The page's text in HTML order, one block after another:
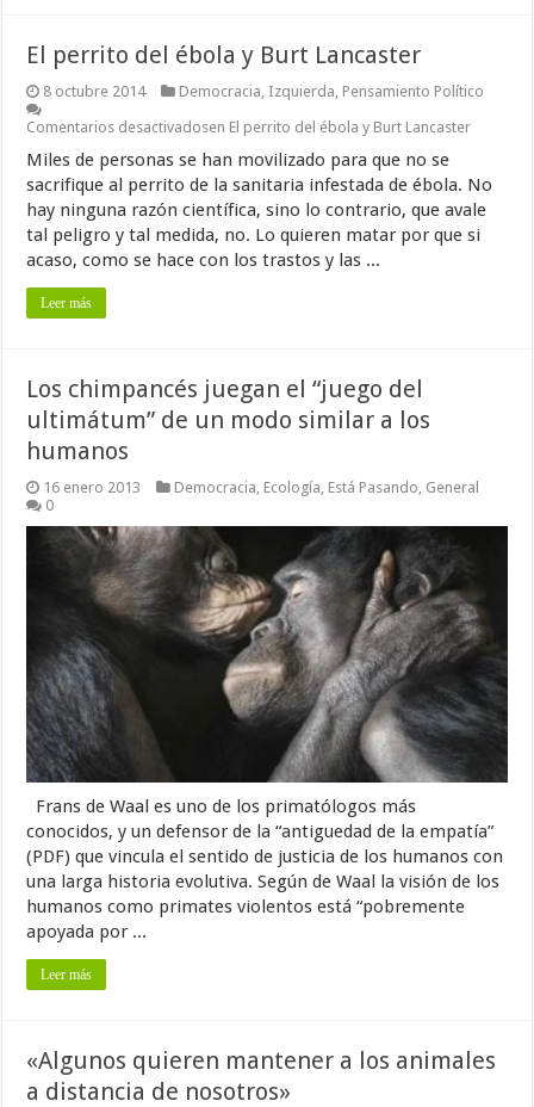
El perrito del ébola y Burt Lancaster
8 octubre 2014 Democracia Izquierda Pensamiento Político
Comentarios desactivadosen El perrito del ébola y Burt Lancaster
Miles de personas se han movilizado para que no se
sacrifique al perrito de la sanitaria infestada de ébola. No
hay ninguna razón científica, sino lo contrario, que avale
tal peligro y tal medida, no. Lo quieren matar por que si
acaso, como se hace con los trastos y las ...
Leer más
Los chimpancés juegan el “juego del
ultimátum” de un modo similar a los
humanos
16 enero 2013 Democracia Ecología Está Pasando General
0
Frans de Waal es uno de los primatólogos más
conocidos, y un defensor de la “antiguedad de la empatía”
(PDF) que vincula el sentido de justicia de los humanos con
una larga historia evolutiva. Según de Waal la visión de los
humanos como primates violentos está “pobremente
apoyada por ...
Leer más
«Algunos quieren mantener a los animales
a distancia de nosotros»